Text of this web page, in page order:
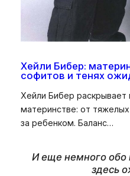
Хейли Бибер:
софитов и тенях
Хейли Бибер раскрывает
материнстве: от
за ребенком. Баланс…
И еще немного обо
здесь